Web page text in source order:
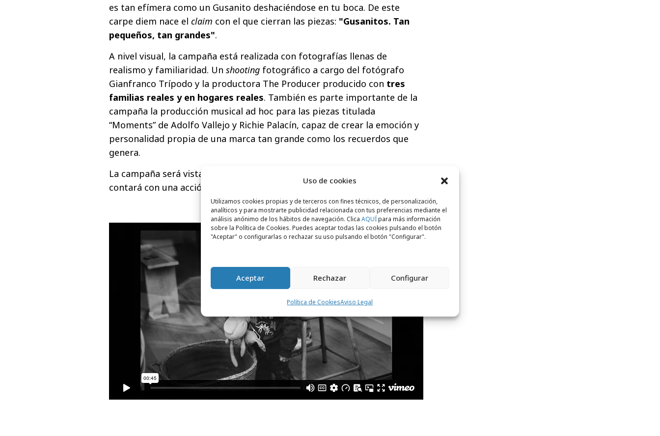
Uso de cookies
Utilizamos cookies propias y de terceros con fines técnicos, de personalización,
analíticos y para mostrarte publicidad relacionada con tus preferencias mediante el
análisis anónimo de los hábitos de navegación. Clica AQUÍpara más información
sobre la Política de Cookies. Puedes aceptar todas las cookies pulsando el botón
"Aceptar" o configurarlas o rechazar su uso pulsando el botón "Configurar".
Aceptar Rechazar Configurar
Política de CookiesAviso Legal
es tan efímera como un Gusanito deshaciéndose en tu boca. De este
carpe diem nace el claim con el que cierran las piezas: "Gusanitos. Tan
pequeños, tan grandes".
A nivel visual, la campaña está realizada con fotografías llenas de
realismo y familiaridad. Un shooting fotográfico a cargo del fotógrafo
Gianfranco Trípodo y la productora The Producer producido con tres
familias reales y en hogares reales. También es parte importante de la
campaña la producción musical ad hoc para las piezas titulada
“Moments” de Adolfo Vallejo y Richie Palacín, capaz de crear la emoción y
personalidad propia de una marca tan grande como los recuerdos que
genera.
La campaña será vista en
contará con una acción de Influencer Marketing.